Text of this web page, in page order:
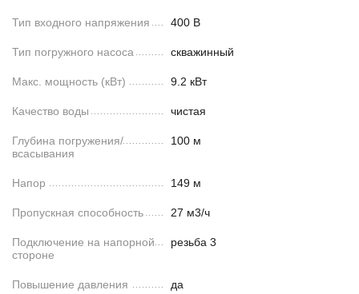
Тип входного напряжения 400 В
Тип погружного насоса скважинный
Макс. мощность (кВт) 9.2 кВт
Качество воды чистая
Глубина погружения/
всасывания
100 м
Напор 149 м
Пропускная способность 27 м3/ч
Подключение на напорной
стороне
резьба 3
Повышение давления да